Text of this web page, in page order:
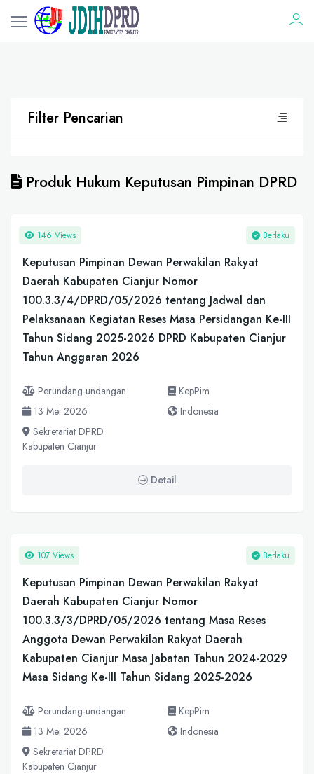
Filter Pencarian
Produk Hukum Keputusan Pimpinan DPRD
146 Views Berlaku
Keputusan Pimpinan Dewan Perwakilan Rakyat
Daerah Kabupaten Cianjur Nomor
100.3.3/4/DPRD/05/2026 tentang Jadwal dan
Pelaksanaan Kegiatan Reses Masa Persidangan Ke-III
Tahun Sidang 2025-2026 DPRD Kabupaten Cianjur
Tahun Anggaran 2026
Perundang-undangan
KepPim
13 Mei 2026
Indonesia
Sekretariat DPRD
Kabupaten Cianjur
Detail
107 Views Berlaku
Keputusan Pimpinan Dewan Perwakilan Rakyat
Daerah Kabupaten Cianjur Nomor
100.3.3/3/DPRD/05/2026 tentang Masa Reses
Anggota Dewan Perwakilan Rakyat Daerah
Kabupaten Cianjur Masa Jabatan Tahun 2024-2029
Masa Sidang Ke-III Tahun Sidang 2025-2026
Perundang-undangan
KepPim
13 Mei 2026
Indonesia
Sekretariat DPRD
Kabupaten Cianjur